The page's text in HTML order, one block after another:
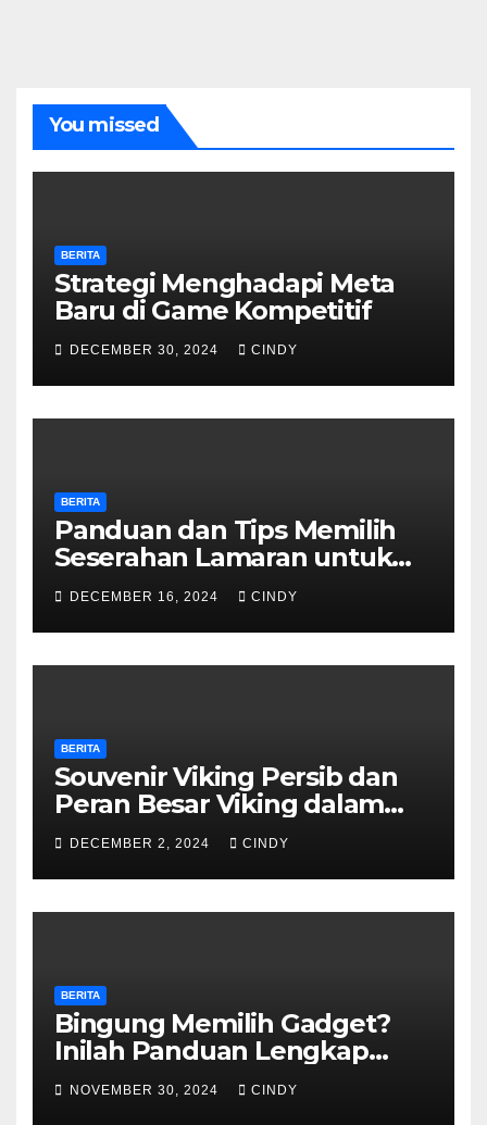
You missed
BERITA
Strategi Menghadapi Meta
Baru di Game Kompetitif
DECEMBER 30, 2024 CINDY
BERITA
Panduan dan Tips Memilih
Seserahan Lamaran untuk
Pria
DECEMBER 16, 2024 CINDY
BERITA
Souvenir Viking Persib dan
Peran Besar Viking dalam
Dunia Sepak Bola
DECEMBER 2, 2024 CINDY
BERITA
Bingung Memilih Gadget?
Inilah Panduan Lengkap
untuk Menemukan yang
Tepat!
NOVEMBER 30, 2024 CINDY